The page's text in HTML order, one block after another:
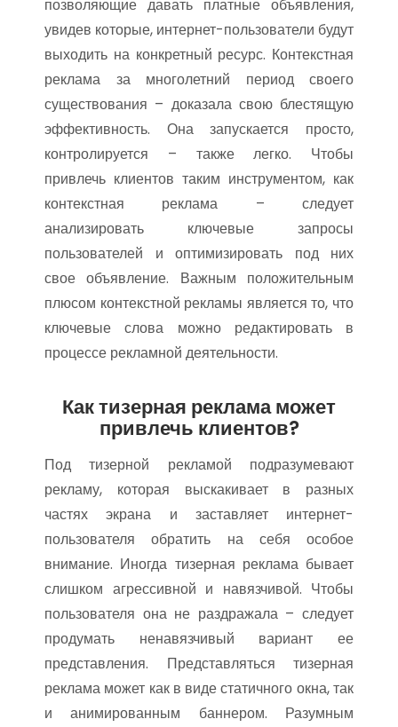
позволяющие давать платные объявления,
увидев которые, интернет-пользователи будут
выходить на конкретный ресурс. Контекстная
реклама за многолетний период своего
существования – доказала свою блестящую
эффективность. Она запускается просто,
контролируется – также легко. Чтобы
привлечь клиентов таким инструментом, как
контекстная реклама – следует
анализировать ключевые запросы
пользователей и оптимизировать под них
свое объявление. Важным положительным
плюсом контекстной рекламы является то, что
ключевые слова можно редактировать в
процессе рекламной деятельности.
Как тизерная реклама может
привлечь клиентов?
Под тизерной рекламой подразумевают
рекламу, которая выскакивает в разных
частях экрана и заставляет интернет-
пользователя обратить на себя особое
внимание. Иногда тизерная реклама бывает
слишком агрессивной и навязчивой. Чтобы
пользователя она не раздражала – следует
продумать ненавязчивый вариант ее
представления. Представляться тизерная
реклама может как в виде статичного окна, так
и анимированным баннером. Разумным